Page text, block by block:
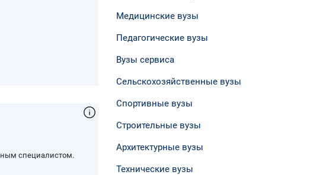
специалистом.
Медицинские вузы
Педагогические вузы
Вузы сервиса
Сельскохозяйственные вузы
Спортивные вузы
Строительные вузы
Архитектурные вузы
Технические вузы